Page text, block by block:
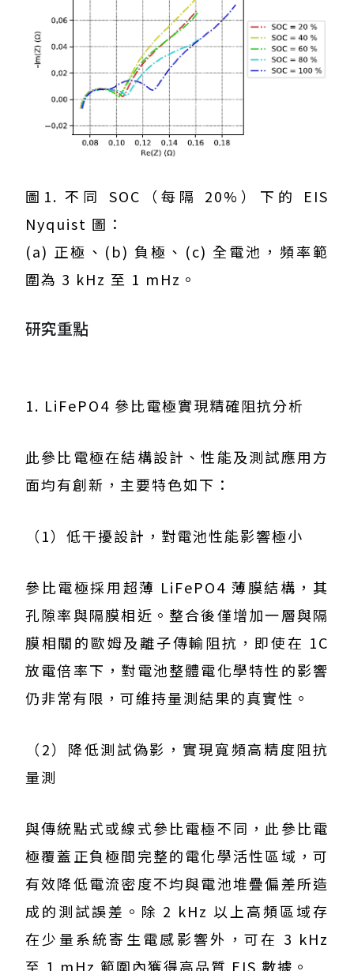
圖1. 不同 SOC（每隔 20%）下的 EIS
Nyquist 圖：
(a) 正極、(b) 負極、(c) 全電池，頻率範
圍為 3 kHz 至 1 mHz。
研究重點
1. LiFePO4 參比電極實現精確阻抗分析
此參比電極在結構設計、性能及測試應用方
面均有創新，主要特色如下：
（1）低干擾設計，對電池性能影響極小
參比電極採用超薄 LiFePO4 薄膜結構，其
孔隙率與隔膜相近。整合後僅增加一層與隔
膜相關的歐姆及離子傳輸阻抗，即使在 1C
放電倍率下，對電池整體電化學特性的影響
仍非常有限，可維持量測結果的真實性。
（2）降低測試偽影，實現寬頻高精度阻抗
量測
與傳統點式或線式參比電極不同，此參比電
極覆蓋正負極間完整的電化學活性區域，可
有效降低電流密度不均與電池堆疊偏差所造
成的測試誤差。除 2 kHz 以上高頻區域存
在少量系統寄生電感影響外，可在 3 kHz
至 1 mHz 範圍內獲得高品質 EIS 數據。